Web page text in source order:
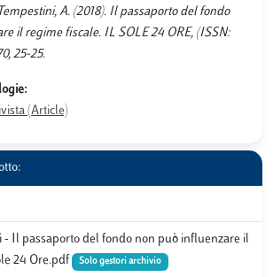
A. (2018). Il passaporto del fondo
il regime fiscale. IL SOLE 24 ORE, (ISSN:
25-25.
(Article)
- Il passaporto del fondo non può influenzare il
24 Ore.pdf
Solo gestori archivio